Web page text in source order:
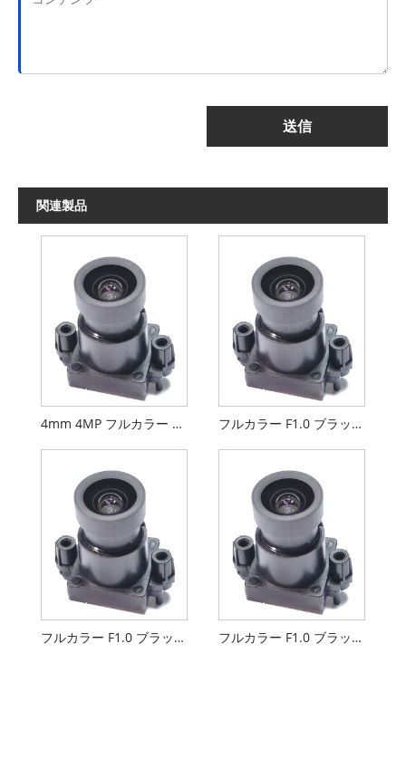
送信
関連製品
4mm 4MP フルカラー F1.0 ブラックライト スターライト M12 レンズ フルカラー F1.0 ブラックライト スターライト M12 レンズ 4mm
フルカラー F1.0 ブラックライト M12 レンズ 4mm フルカラー F1.0 ブラックライト レンズ 4mm